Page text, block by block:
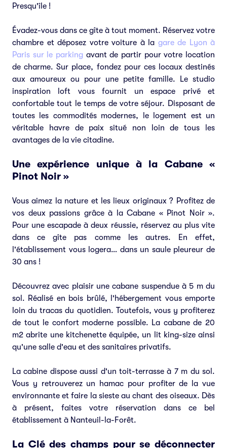
Presqu'île !
Évadez-vous dans ce gîte à tout moment. Réservez votre
chambre et déposez votre voiture à la gare de Lyon à
Paris sur le parking avant de partir pour votre location
de charme. Sur place, fondez pour ces locaux destinés
aux amoureux ou pour une petite famille. Le studio
inspiration loft vous fournit un espace privé et
confortable tout le temps de votre séjour. Disposant de
toutes les commodités modernes, le logement est un
véritable havre de paix situé non loin de tous les
avantages de la vie citadine.
Une expérience unique à la Cabane «
Pinot Noir »
Vous aimez la nature et les lieux originaux ? Profitez de
vos deux passions grâce à la Cabane « Pinot Noir ».
Pour une escapade à deux réussie, réservez au plus vite
dans ce gîte pas comme les autres. En effet,
l'établissement vous logera… dans un saule pleureur de
30 ans !
Découvrez avec plaisir une cabane suspendue à 5 m du
sol. Réalisé en bois brûlé, l'hébergement vous emporte
loin du tracas du quotidien. Toutefois, vous y profiterez
de tout le confort moderne possible. La cabane de 20
m2 abrite une kitchenette équipée, un lit king-size ainsi
qu'une salle d'eau et des sanitaires privatifs.
La cabine dispose aussi d'un toit-terrasse à 7 m du sol.
Vous y retrouverez un hamac pour profiter de la vue
environnante et faire la sieste au chant des oiseaux. Dès
à présent, faites votre réservation dans ce bel
établissement à Nanteuil-la-Forêt.
La Clé des champs pour se déconnecter